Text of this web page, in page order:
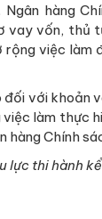
hàng
vay vốn, thủ
rộng việc làm
đối với khoản
làm thực
hàng Chính
lực thi hành